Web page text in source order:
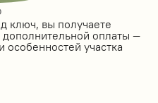
ключ, вы получаете
оплаты —
особенностей участка